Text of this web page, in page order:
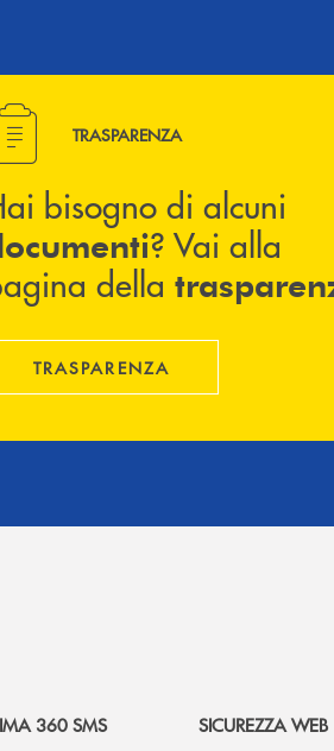
bisogno di alcuni documenti ?
TRASPARENZA
bisogno di alcuni
? Vai alla
della
TRASPARENZA
360 SMS SICUREZZA WEB